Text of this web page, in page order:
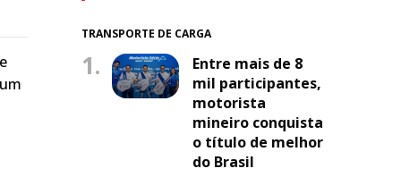
TRANSPORTE DE CARGA
1.
Entre mais de 8
mil participantes,
motorista
mineiro conquista
o título de melhor
do Brasil